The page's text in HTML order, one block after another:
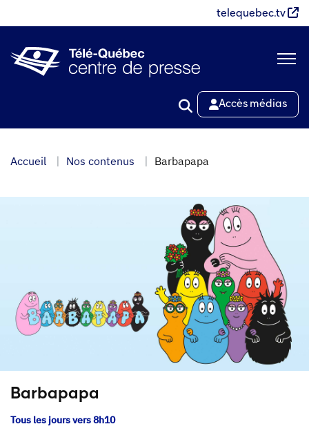
au
principal
telequebec.tv
Accès médias
Accueil Nos contenus Barbapapa
Barbapapa
Tous les jours vers 8h10